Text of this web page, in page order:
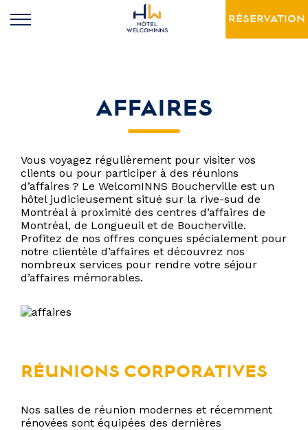
RÉSERVATION
AFFAIRES
Vous voyagez régulièrement pour visiter vos
clients ou pour participer à des réunions
d’affaires ? Le WelcomINNS Boucherville est un
hôtel judicieusement situé sur la rive-sud de
Montréal à proximité des centres d’affaires de
Montréal, de Longueuil et de Boucherville.
Profitez de nos offres conçues spécialement pour
notre clientèle d’affaires et découvrez nos
nombreux services pour rendre votre séjour
d’affaires mémorables.
RÉUNIONS CORPORATIVES
Nos salles de réunion modernes et récemment
rénovées sont équipées des dernières